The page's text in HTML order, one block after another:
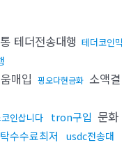
테더전송대행 테더코인믹
매입 핑오다현금화 소액결
인삽니다 tron구입 문화
수수료최저
usdc전송대